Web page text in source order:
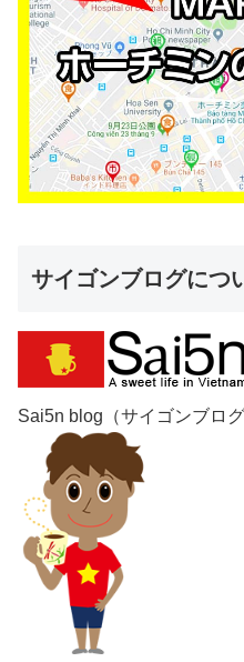
サイゴンブログにつ
Sai5n blog（サイゴンブロ